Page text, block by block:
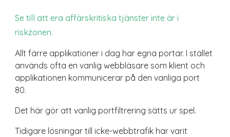
Se till att era affärskritiska tjänster inte är i
riskzonen.
Allt färre applikationer i dag har egna portar. I stället
används ofta en vanlig webbläsare som klient och
applikationen kommunicerar på den vanliga port
80.
Det här gör att vanlig portfiltrering sätts ur spel.
Tidigare lösningar till icke-webbtrafik har varit